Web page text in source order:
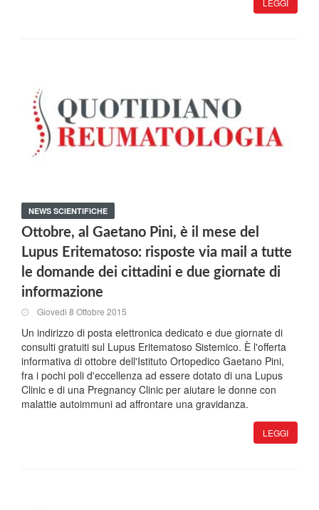
LEGGI
NEWS SCIENTIFICHE
Ottobre, al Gaetano Pini, è il mese del
Lupus Eritematoso: risposte via mail a tutte
le domande dei cittadini e due giornate di
informazione
Giovedi 8 Ottobre 2015
Un indirizzo di posta elettronica dedicato e due giornate di
consulti gratuiti sul Lupus Eritematoso Sistemico. È l'offerta
informativa di ottobre dell'Istituto Ortopedico Gaetano Pini,
fra i pochi poli d'eccellenza ad essere dotato di una Lupus
Clinic e di una Pregnancy Clinic per aiutare le donne con
malattie autoimmuni ad affrontare una gravidanza.
LEGGI